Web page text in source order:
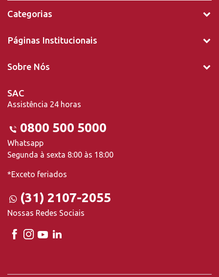
Categorias
Páginas Institucionais
Sobre Nós
SAC
Assistência 24 horas
0800 500 5000
Whatsapp
Segunda à sexta 8:00 às 18:00
*Exceto feriados
(31) 2107-2055
Nossas Redes Sociais